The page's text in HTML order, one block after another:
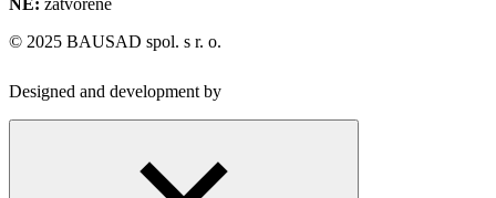
© 2025 BAUSAD spol. s r. o.
Designed and development by